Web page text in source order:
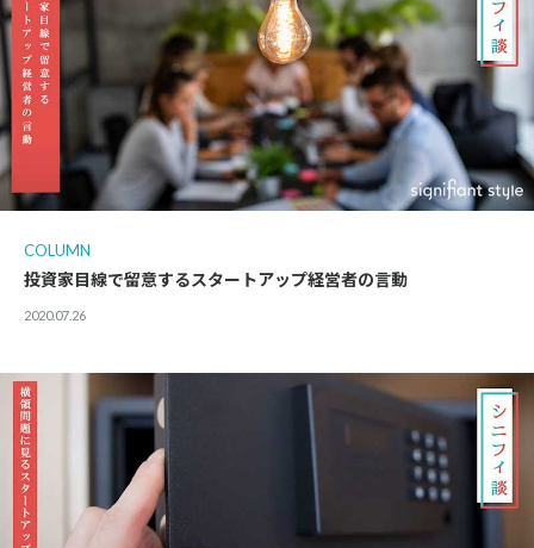
COLUMN
投資家目線で留意するスタートアップ経営者の言動
2020.07.26